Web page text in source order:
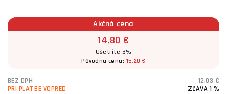
Akčná cena
14,80 €
Ušetríte 3%
Pôvodná cena:15,20 €
BEZ DPH
12,03 €
PRI PLATBE VOPRED
ZĽAVA 1 %